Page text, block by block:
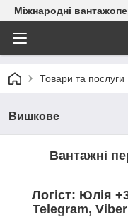
Міжнародні
Товари та послуги
Вишковe
Вантажні
Логіст: Юлія
Telegram,